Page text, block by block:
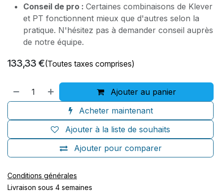
Conseil de pro : Certaines combinaisons de Klever
et PT fonctionnent mieux que d'autres selon la
pratique. N'hésitez pas à demander conseil auprès
de notre équipe.
133,33 €(Toutes taxes comprises)
Ajouter au panier
Acheter maintenant
Ajouter pour comparer
Ajouter à la liste de souhaits
Conditions générales
Livraison sous 4 semaines